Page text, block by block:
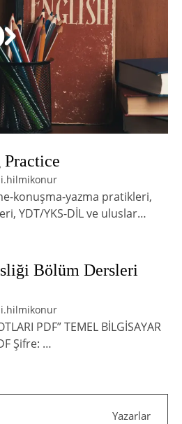
i.hilmikonur
konuşma-yazma pratikleri,
YDT/YKS-DİL ve uluslar…
Bölüm Dersleri
i.hilmikonur
PDF” TEMEL BİLGİSAYAR
Şifre: …
Yazarlar